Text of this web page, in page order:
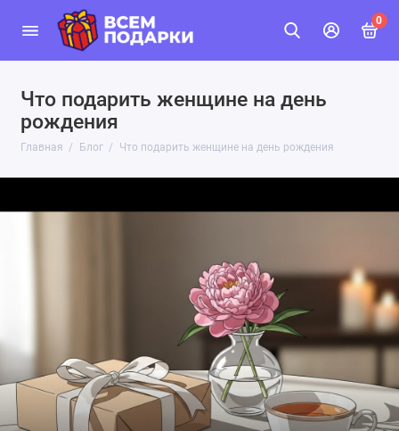
0
Что подарить женщине на день
рождения
Главная Блог Что подарить женщине на день рождения